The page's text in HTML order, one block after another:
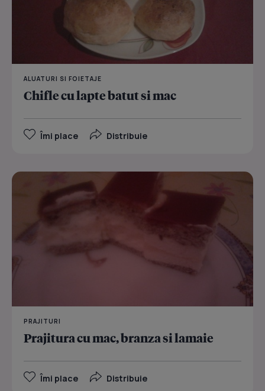
ALUATURI SI FOIETAJE
Chifle cu lapte batut si mac
Îmi place Distribuie
PRAJITURI
Prajitura cu mac, branza si lamaie
Îmi place Distribuie